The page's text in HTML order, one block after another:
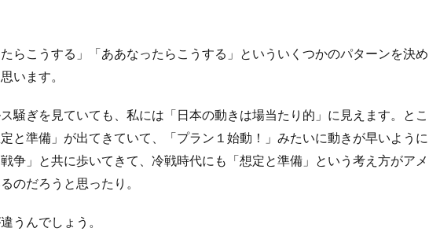
らこうする」「ああなったらこうする」といういくつかのパターンを決め
います。
騒ぎを見ていても、私には「日本の動きは場当たり的」に見えます。とこ
と準備」が出てきていて、「プラン１始動！」みたいに動きが早いように
争」と共に歩いてきて、冷戦時代にも「想定と準備」という考え方がアメ
のだろうと思ったり。
うんでしょう。